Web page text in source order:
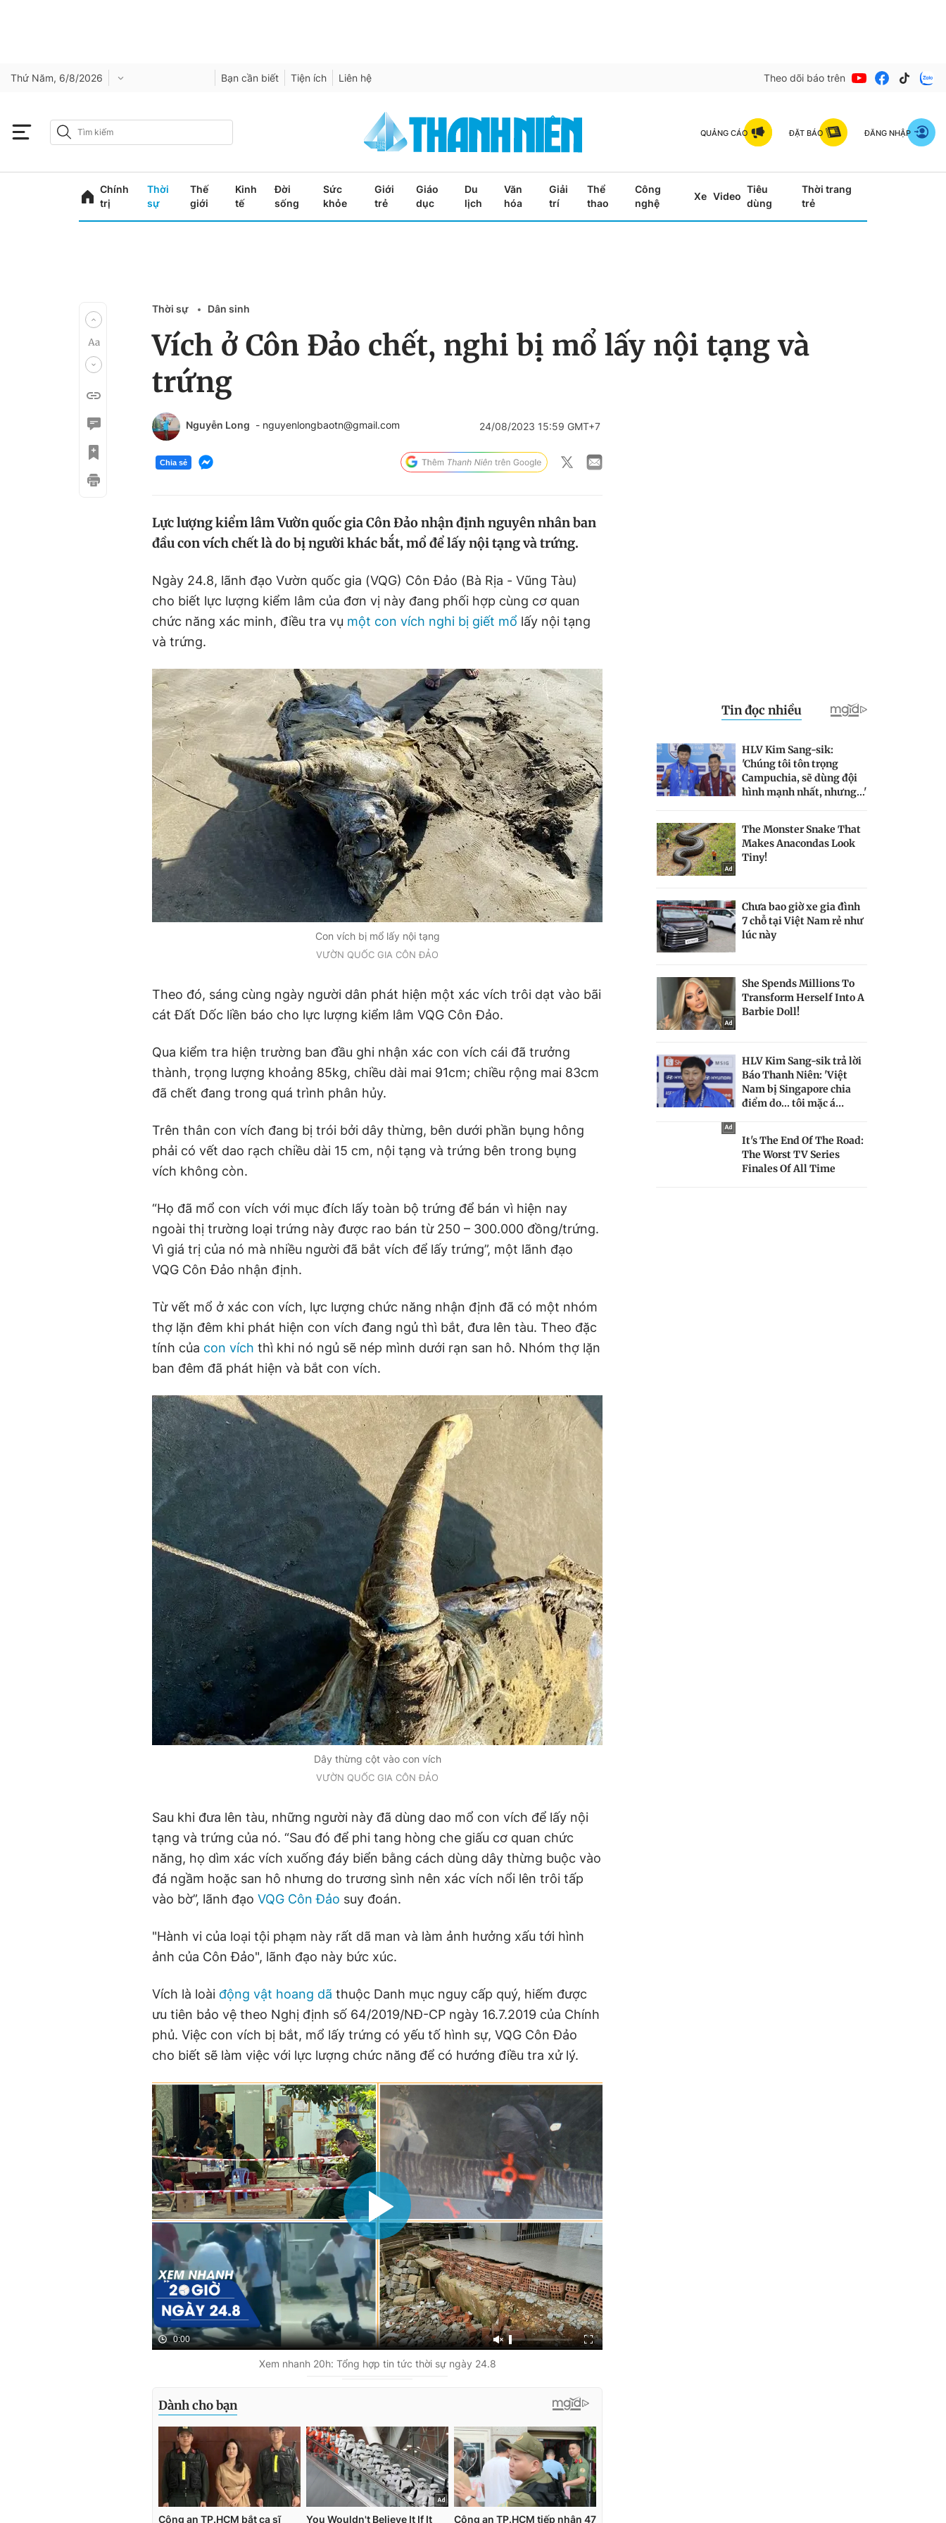
Thứ Năm, 6/8/2026 Bạn cần biết Tiện ích Liên hệ Theo dõi báo trên
QUẢNG CÁO ĐẶT BÁO ĐĂNG NHẬP
Chính
trị
Thời
sự
Thế
giới
Kinh
tế
Đời
sống
Sức
khỏe
Giới
trẻ
Giáo
dục
Du
lịch
Văn
hóa
Giải
trí
Thể
thao
Công
nghệ
Xe Video
Tiêu
dùng
Thời trang
trẻ
Thời sự Dân sinh
Vích ở Côn Đảo chết, nghi bị mổ lấy nội tạng và
trứng
Nguyễn Long - nguyenlongbaotn@gmail.com 24/08/2023 15:59 GMT+7
Chia sẻ
Lực lượng kiểm lâm Vườn quốc gia Côn Đảo nhận định nguyên nhân ban
đầu con vích chết là do bị người khác bắt, mổ để lấy nội tạng và trứng.
Ngày 24.8, lãnh đạo Vườn quốc gia (VQG) Côn Đảo (Bà Rịa - Vũng Tàu)
cho biết lực lượng kiểm lâm của đơn vị này đang phối hợp cùng cơ quan
chức năng xác minh, điều tra vụ một con vích nghi bị giết mổ lấy nội tạng
và trứng.
Con vích bị mổ lấy nội tạng
VƯỜN QUỐC GIA CÔN ĐẢO
Theo đó, sáng cùng ngày người dân phát hiện một xác vích trôi dạt vào bãi
cát Đất Dốc liền báo cho lực lượng kiểm lâm VQG Côn Đảo.
Qua kiểm tra hiện trường ban đầu ghi nhận xác con vích cái đã trưởng
thành, trọng lượng khoảng 85kg, chiều dài mai 91cm; chiều rộng mai 83cm
đã chết đang trong quá trình phân hủy.
Trên thân con vích đang bị trói bởi dây thừng, bên dưới phần bụng hông
phải có vết dao rạch chiều dài 15 cm, nội tạng và trứng bên trong bụng
vích không còn.
“Họ đã mổ con vích với mục đích lấy toàn bộ trứng để bán vì hiện nay
ngoài thị trường loại trứng này được rao bán từ 250 – 300.000 đồng/trứng.
Vì giá trị của nó mà nhiều người đã bắt vích để lấy trứng”, một lãnh đạo
VQG Côn Đảo nhận định.
Từ vết mổ ở xác con vích, lực lượng chức năng nhận định đã có một nhóm
thợ lặn đêm khi phát hiện con vích đang ngủ thì bắt, đưa lên tàu. Theo đặc
tính của con vích thì khi nó ngủ sẽ nép mình dưới rạn san hô. Nhóm thợ lặn
ban đêm đã phát hiện và bắt con vích.
Dây thừng cột vào con vích
VƯỜN QUỐC GIA CÔN ĐẢO
Sau khi đưa lên tàu, những người này đã dùng dao mổ con vích để lấy nội
tạng và trứng của nó. “Sau đó để phi tang hòng che giấu cơ quan chức
năng, họ dìm xác vích xuống đáy biển bằng cách dùng dây thừng buộc vào
đá ngầm hoặc san hô nhưng do trương sình nên xác vích nổi lên trôi tấp
vào bờ”, lãnh đạo VQG Côn Đảo suy đoán.
"Hành vi của loại tội phạm này rất dã man và làm ảnh hưởng xấu tới hình
ảnh của Côn Đảo", lãnh đạo này bức xúc.
Vích là loài động vật hoang dã thuộc Danh mục nguy cấp quý, hiếm được
ưu tiên bảo vệ theo Nghị định số 64/2019/NĐ-CP ngày 16.7.2019 của Chính
phủ. Việc con vích bị bắt, mổ lấy trứng có yếu tố hình sự, VQG Côn Đảo
cho biết sẽ làm việc với lực lượng chức năng để có hướng điều tra xử lý.
0:00
Xem nhanh 20h: Tổng hợp tin tức thời sự ngày 24.8